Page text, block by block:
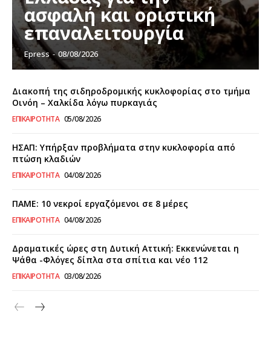
ασφαλή και οριστική
επαναλειτουργία
Epress - 08/08/2026
Διακοπή της σιδηροδρομικής κυκλοφορίας στο τμήμα
Οινόη – Χαλκίδα λόγω πυρκαγιάς
ΕΠΙΚΑΙΡΌΤΗΤΑ 05/08/2026
ΗΣΑΠ: Υπήρξαν προβλήματα στην κυκλοφορία από
πτώση κλαδιών
ΕΠΙΚΑΙΡΌΤΗΤΑ 04/08/2026
ΠΑΜΕ: 10 νεκροί εργαζόμενοι σε 8 μέρες
ΕΠΙΚΑΙΡΌΤΗΤΑ 04/08/2026
Δραματικές ώρες στη Δυτική Αττική: Εκκενώνεται η
Ψάθα -Φλόγες δίπλα στα σπίτια και νέο 112
ΕΠΙΚΑΙΡΌΤΗΤΑ 03/08/2026